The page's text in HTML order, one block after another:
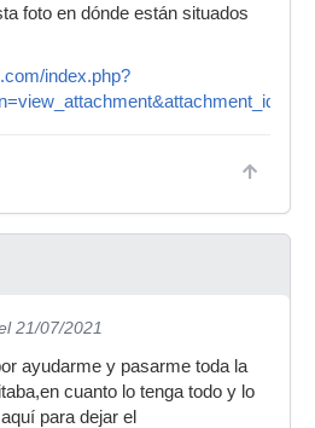
foto en dónde están situados
index.php?
21/07/2021
ayudarme y pasarme toda la
cuanto lo tenga todo y lo
para dejar el